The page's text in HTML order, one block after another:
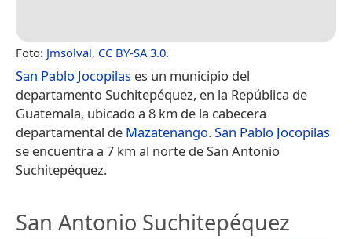
Foto: Jmsolval, CC BY-SA 3.0.
San Pablo Jocopilas es un municipio del
departamento Suchitepéquez, en la República de
Guatemala, ubicado a 8 km de la cabecera
departamental de Mazatenango.San Pablo Jocopilas
se encuentra a 7 km al norte de San Antonio
Suchitepéquez.
San Antonio Suchitepéquez